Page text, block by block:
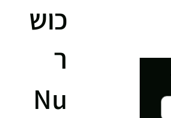
כוש
ר
Nu